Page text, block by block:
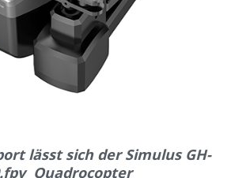
lässt sich der Simulus GH-
Quadrocopter